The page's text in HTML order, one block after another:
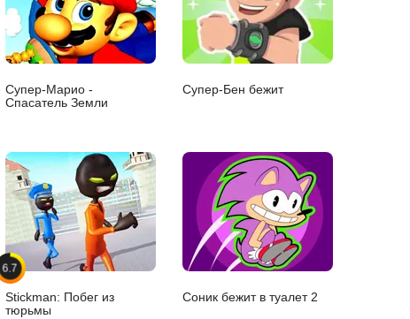
Супер-Марио -
Спасатель Земли
Супер-Бен бежит
6.7
Stickman: Побег из
тюрьмы
Соник бежит в туалет 2